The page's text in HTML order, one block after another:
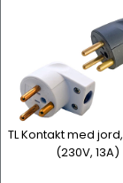
TL Kontakt med
(230V, 13A)